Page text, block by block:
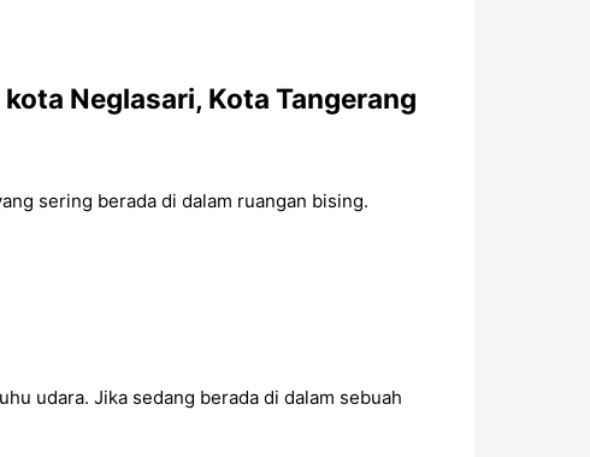
Neglasari, Kota Tangerang
sering berada di dalam ruangan bising.
udara. Jika sedang berada di dalam sebuah